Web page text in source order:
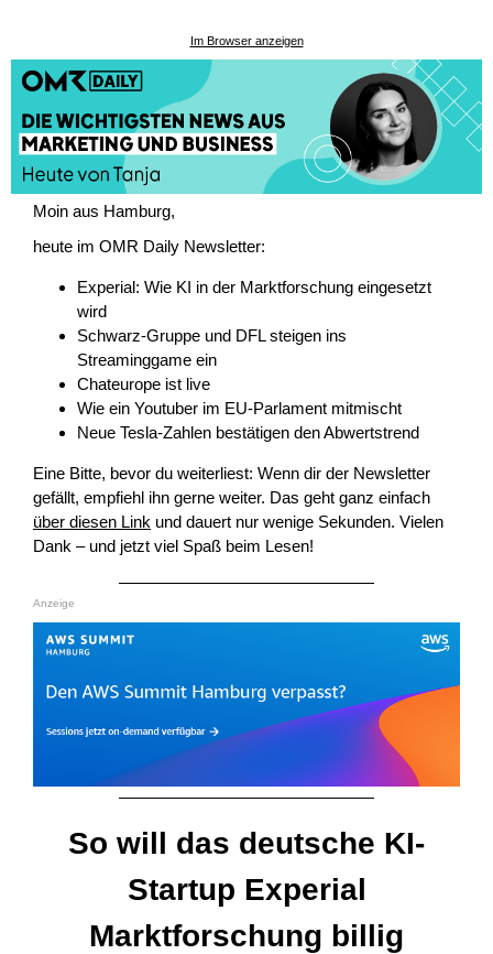
Im Browser anzeigen
Moin aus Hamburg,
heute im OMR Daily Newsletter:
Experial: Wie KI in der Marktforschung eingesetzt
wird
Schwarz-Gruppe und DFL steigen ins
Streaminggame ein
Chateurope ist live
Wie ein Youtuber im EU-Parlament mitmischt
Neue Tesla-Zahlen bestätigen den Abwertstrend
Eine Bitte, bevor du weiterliest: Wenn dir der Newsletter
gefällt, empfiehl ihn gerne weiter. Das geht ganz einfach
über diesen Link und dauert nur wenige Sekunden. Vielen
Dank – und jetzt viel Spaß beim Lesen!
Anzeige
So will das deutsche KI-
Startup Experial
Marktforschung billig